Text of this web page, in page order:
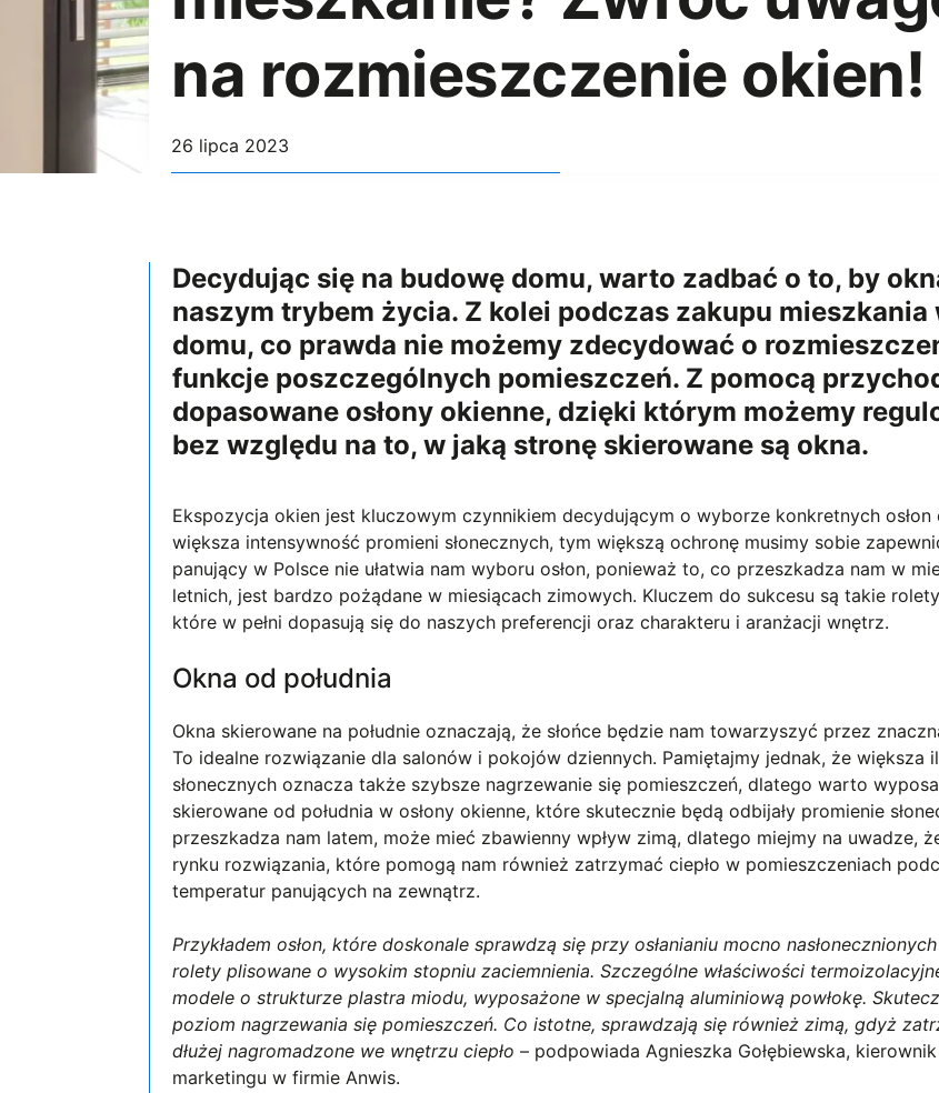
na rozmieszczenie okien!
26 lipca 2023
Decydując się na budowę domu, warto zadbać o to, by
naszym trybem życia. Z kolei podczas zakupu
domu, co prawda nie możemy zdecydować o
funkcje poszczególnych pomieszczeń. Z pomocą
dopasowane osłony okienne, dzięki którym możemy
bez względu na to, w jaką stronę skierowane są okna.
Ekspozycja okien jest kluczowym czynnikiem decydującym o wyborze konkretnych osłon
większa intensywność promieni słonecznych, tym większą ochronę musimy sobie
panujący w Polsce nie ułatwia nam wyboru osłon, ponieważ to, co przeszkadza nam w
letnich, jest bardzo pożądane w miesiącach zimowych. Kluczem do sukcesu są takie
które w pełni dopasują się do naszych preferencji oraz charakteru i aranżacji wnętrz.
Okna od południa
Okna skierowane na południe oznaczają, że słońce będzie nam towarzyszyć przez
To idealne rozwiązanie dla salonów i pokojów dziennych. Pamiętajmy jednak, że większa
słonecznych oznacza także szybsze nagrzewanie się pomieszczeń, dlatego warto
skierowane od południa w osłony okienne, które skutecznie będą odbijały promienie
przeszkadza nam latem, może mieć zbawienny wpływ zimą, dlatego miejmy na uwadze,
rynku rozwiązania, które pomogą nam również zatrzymać ciepło w pomieszczeniach
temperatur panujących na zewnątrz.
Przykładem osłon, które doskonale sprawdzą się przy osłanianiu mocno
rolety plisowane o wysokim stopniu zaciemnienia. Szczególne właściwości
modele o strukturze plastra miodu, wyposażone w specjalną aluminiową powłokę.
poziom nagrzewania się pomieszczeń. Co istotne, sprawdzają się również zimą, gdyż
dłużej nagromadzone we wnętrzu ciepło– podpowiada Agnieszka Gołębiewska, kierownik
marketingu w firmie Anwis.